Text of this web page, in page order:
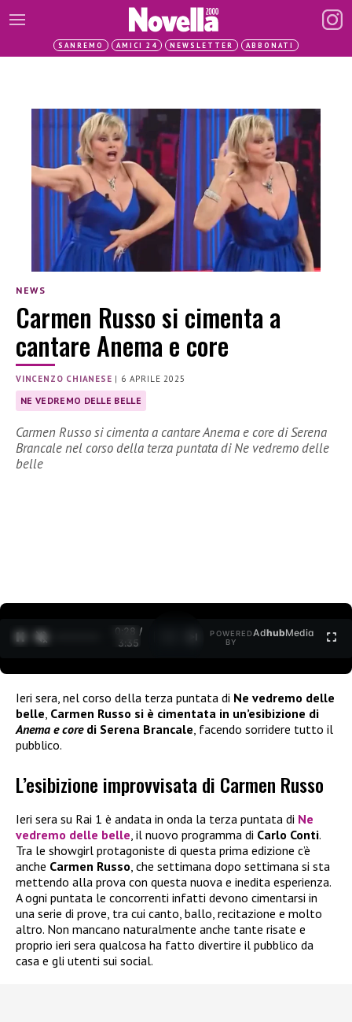
SANREMO AMICI 24 NEWSLETTER ABBONATI
NEWS
Carmen Russo si cimenta a
cantare Anema e core
VINCENZO CHIANESE | 6 APRILE 2025
NE VEDREMO DELLE BELLE
Carmen Russo si cimenta a cantare Anema e core di Serena
Brancale nel corso della terza puntata di Ne vedremo delle
belle
0:29 /
3:35
POWERED
BY
AdhubMedia
Ieri sera, nel corso della terza puntata di Ne vedremo delle
belle Carmen Russo si è cimentata in un’esibizione di
Anema e coredi Serena Brancale , facendo sorridere tutto il
pubblico.
L’esibizione improvvisata di Carmen Russo
Ieri sera su Rai 1 è andata in onda la terza puntata di Ne
vedremo delle belle, il nuovo programma di Carlo Conti.
Tra le showgirl protagoniste di questa prima edizione c’è
anche Carmen Russo, che settimana dopo settimana si sta
mettendo alla prova con questa nuova e inedita esperienza.
A ogni puntata le concorrenti infatti devono cimentarsi in
una serie di prove, tra cui canto, ballo, recitazione e molto
altro. Non mancano naturalmente anche tante risate e
proprio ieri sera qualcosa ha fatto divertire il pubblico da
casa e gli utenti sui social.